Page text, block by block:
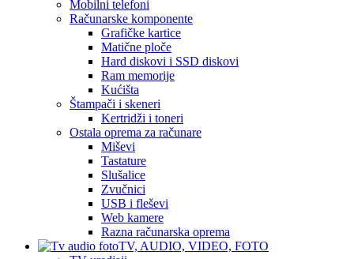
Mobilni telefoni
Računarske komponente
Grafičke kartice
Matične ploče
Hard diskovi i SSD diskovi
Ram memorije
Kućišta
Štampači i skeneri
Kertridži i toneri
Ostala oprema za računare
Miševi
Tastature
Slušalice
Zvučnici
USB i fleševi
Web kamere
Razna računarska oprema
TV, AUDIO, VIDEO, FOTO